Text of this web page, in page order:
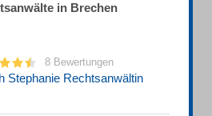
in Brechen
8 Bewertungen
Stephanie Rechtsanwältin